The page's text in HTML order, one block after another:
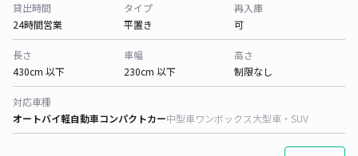
貸出時間
24時間営業
タイプ
平置き
再入庫
可
長さ
430cm 以下
車幅
230cm 以下
高さ
制限なし
対応車種
オートバイ軽自動車コンパクトカー中型車ワンボックス大型車・SUV